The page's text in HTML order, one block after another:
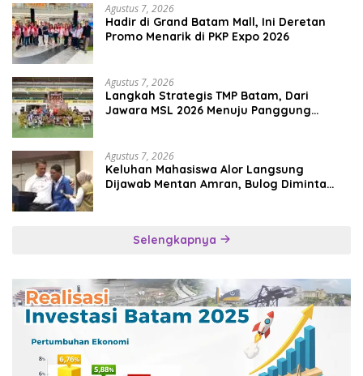
Agustus 7, 2026
Hadir di Grand Batam Mall, Ini Deretan
Promo Menarik di PKP Expo 2026
Agustus 7, 2026
Langkah Strategis TMP Batam, Dari
Jawara MSL 2026 Menuju Panggung
Agustus 7, 2026
Keluhan Mahasiswa Alor Langsung
Dijawab Mentan Amran, Bulog Diminta
Selengkapnya